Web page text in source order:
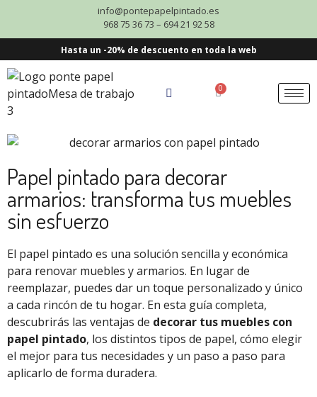
info@pontepapelpintado.es
968 75 36 73 – 694 21 92 58
Hasta un -20% de descuento en toda la web
0
Papel pintado para decorar
armarios: transforma tus muebles
sin esfuerzo
El papel pintado es una solución sencilla y económica
para renovar muebles y armarios. En lugar de
reemplazar, puedes dar un toque personalizado y único
a cada rincón de tu hogar. En esta guía completa,
descubrirás las ventajas de decorar tus muebles con
papel pintado, los distintos tipos de papel, cómo elegir
el mejor para tus necesidades y un paso a paso para
aplicarlo de forma duradera.